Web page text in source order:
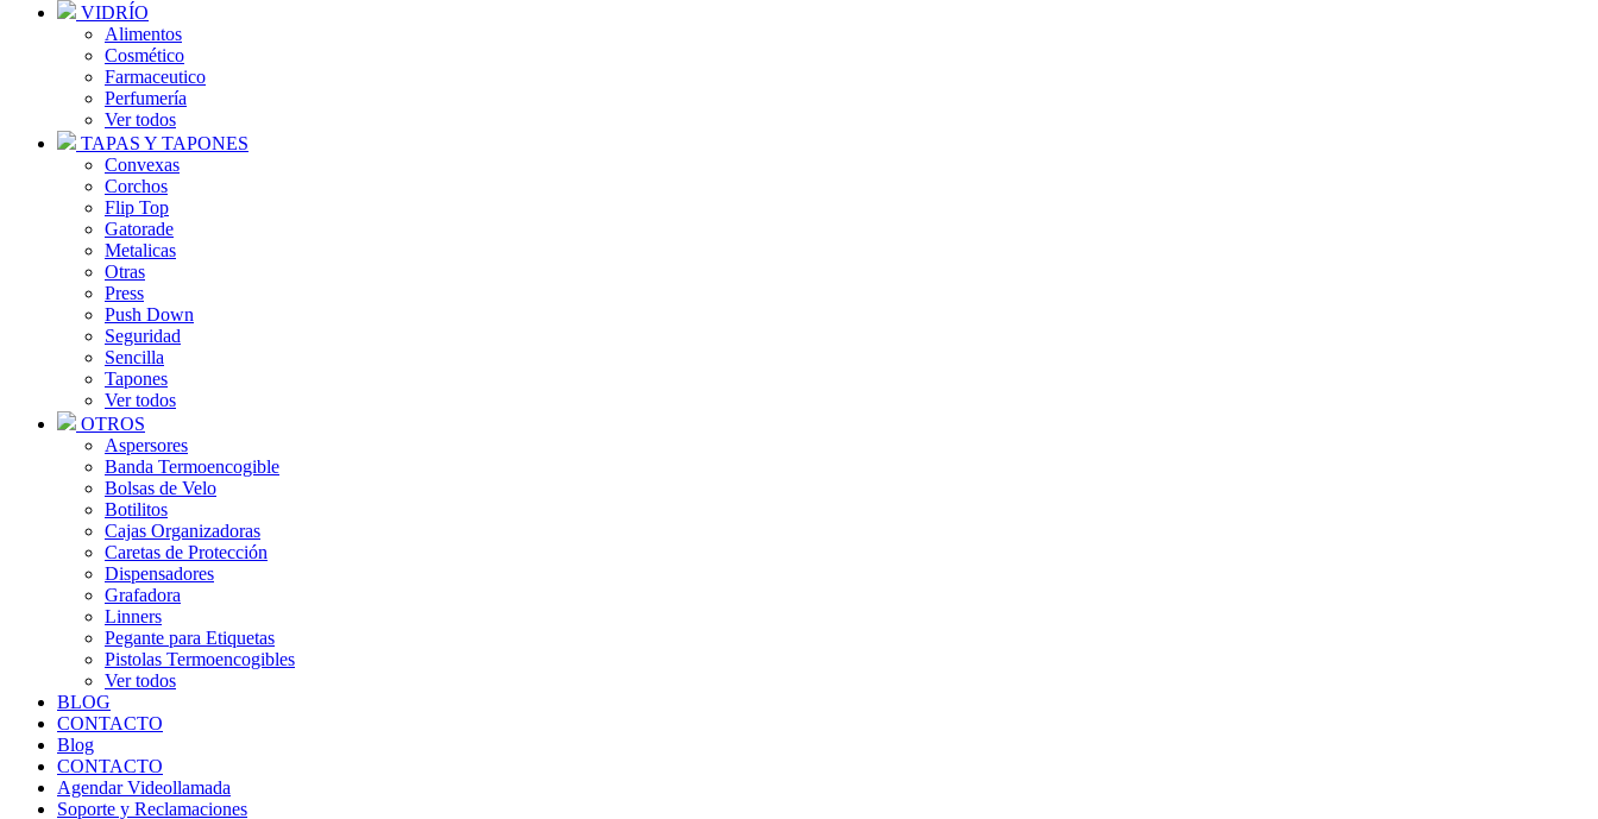
VIDRÍO
Alimentos
Cosmético
Farmaceutico
Perfumería
Ver todos
TAPAS Y TAPONES
Convexas
Corchos
Flip Top
Gatorade
Metalicas
Otras
Press
Push Down
Seguridad
Sencilla
Tapones
Ver todos
OTROS
Aspersores
Banda Termoencogible
Bolsas de Velo
Botilitos
Cajas Organizadoras
Caretas de Protección
Dispensadores
Grafadora
Linners
Pegante para Etiquetas
Pistolas Termoencogibles
Ver todos
BLOG
CONTACTO
Blog
CONTACTO
Agendar Videollamada
Soporte y Reclamaciones